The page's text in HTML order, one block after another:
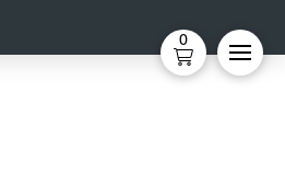
0